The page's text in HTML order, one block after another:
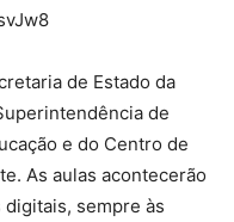
de Estado da
de
e do Centro de
As aulas acontecerão
sempre às